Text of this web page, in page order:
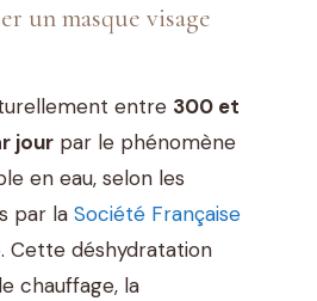
un masque visage
entre 300 et
jour par le phénomène
en eau, selon les
par la Société Française
. Cette déshydratation
chauffage, la